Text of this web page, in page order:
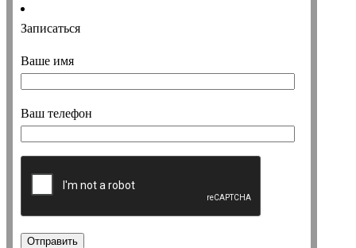
Записаться
Ваше имя
Ваш телефон